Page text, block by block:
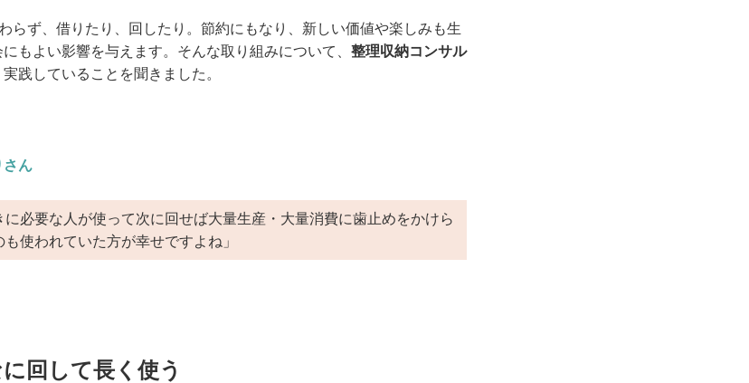
らず、借りたり、回したり。節約にもなり、新しい価値や楽しみも生
もよい影響を与えます。そんな取り組みについて、 整理収納コンサル
実践していることを聞きました。
さん
に必要な人が使って次に回せば大量生産・大量消費に歯止めをかけら
使われていた方が幸せですよね」
回して長く使う